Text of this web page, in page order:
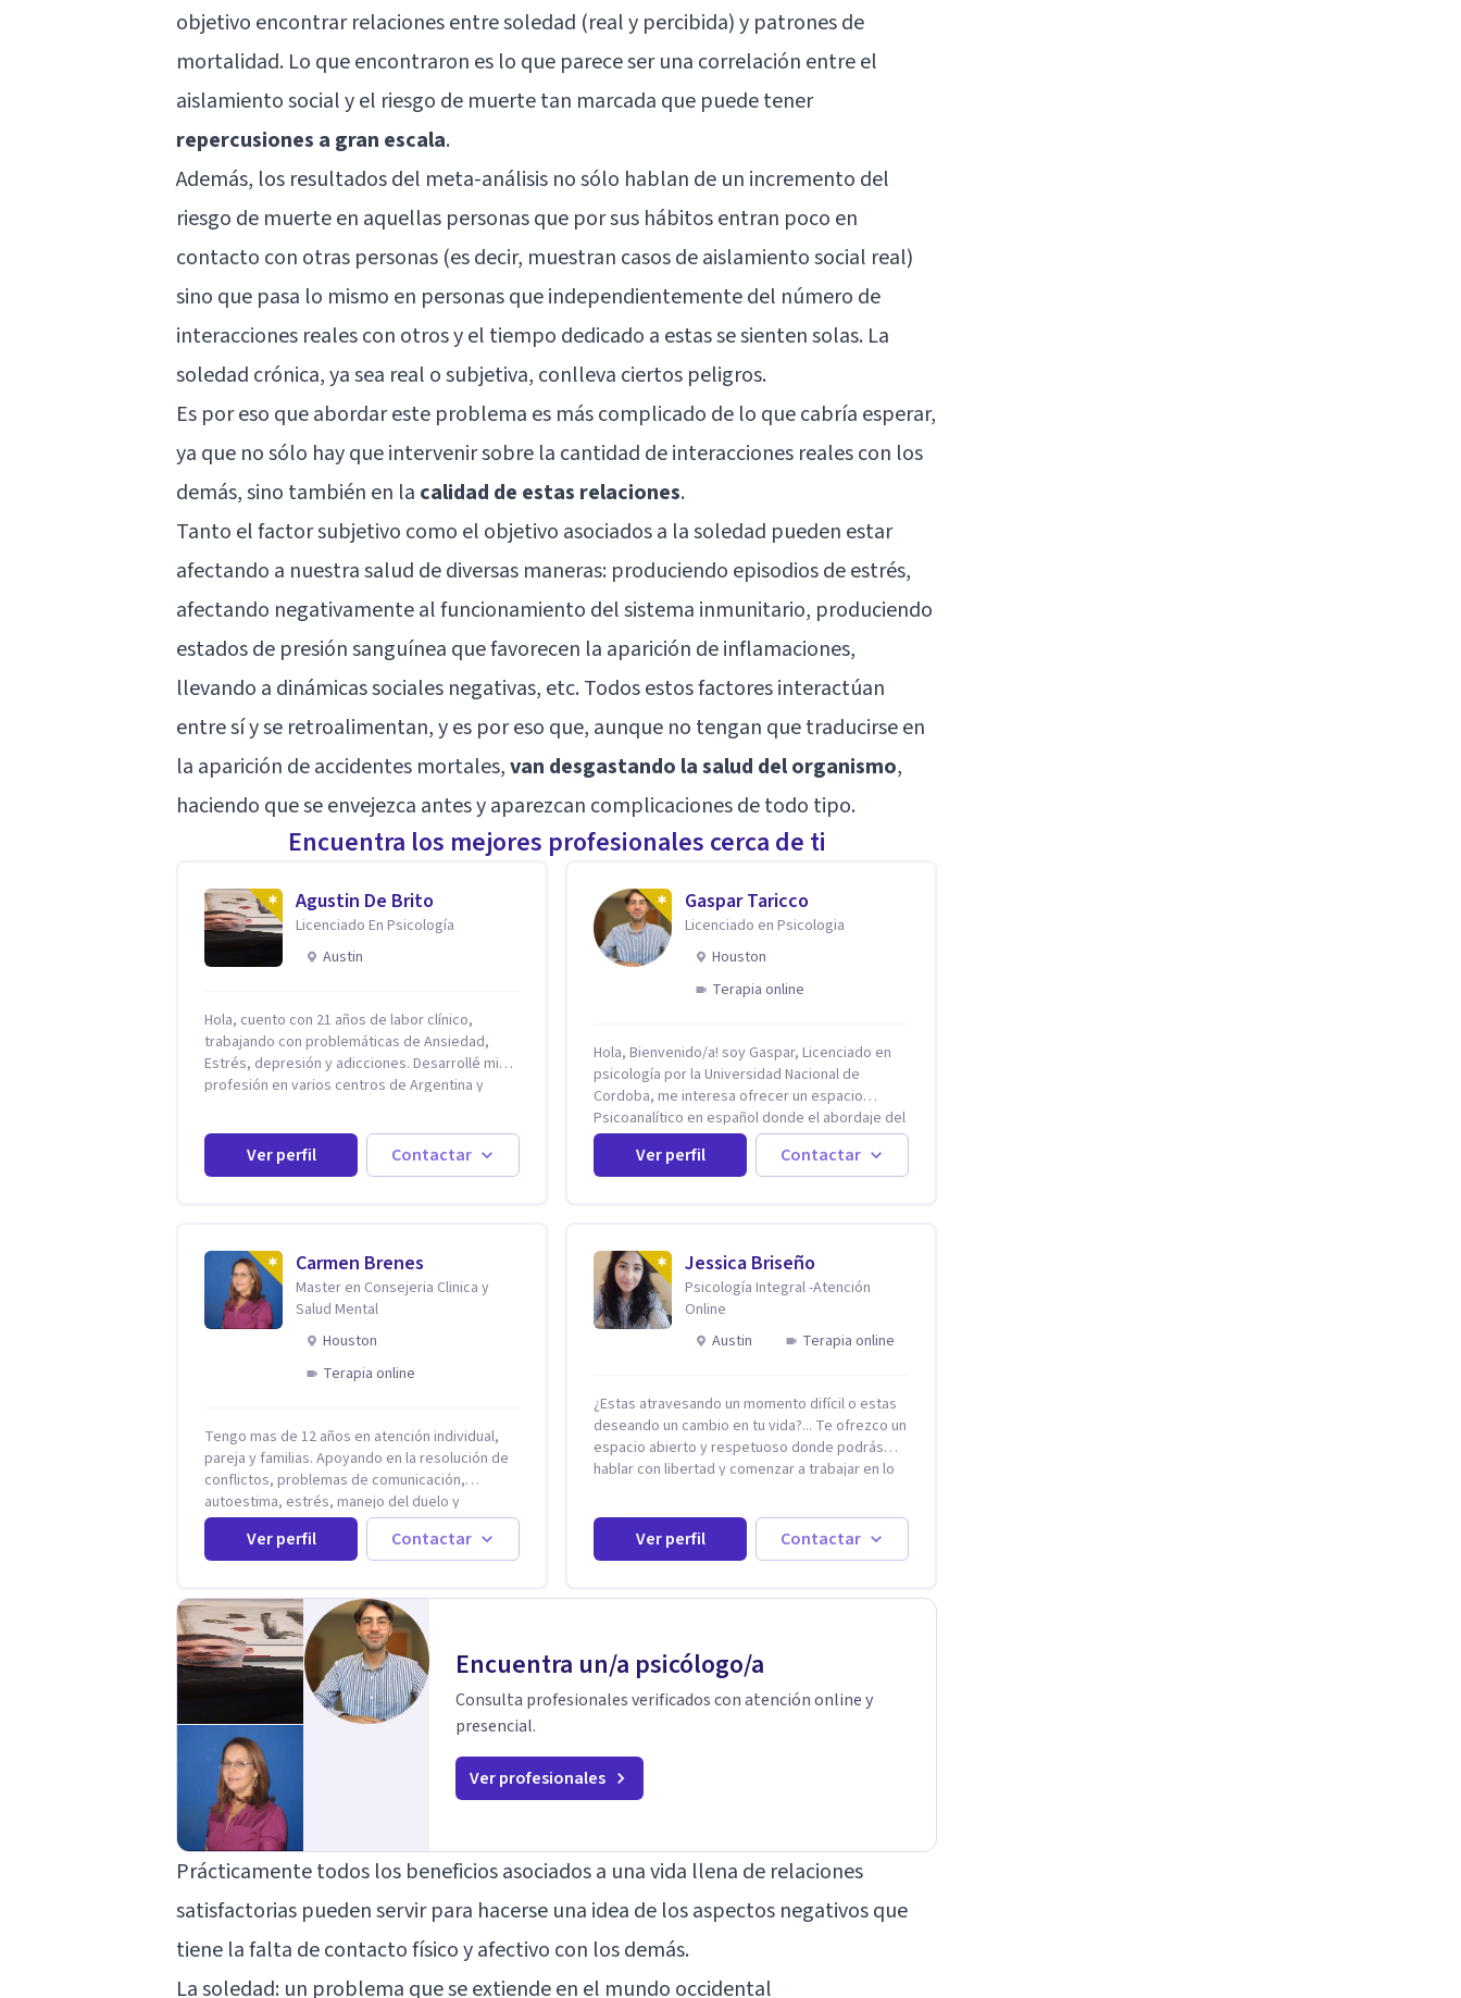
objetivo encontrar relaciones entre soledad (real y percibida) y patrones de
mortalidad. Lo que encontraron es lo que parece ser una correlación entre el
aislamiento social y el riesgo de muerte tan marcada que puede tener
repercusiones a gran escala.
Además, los resultados del meta-análisis no sólo hablan de un incremento del
riesgo de muerte en aquellas personas que por sus hábitos entran poco en
contacto con otras personas (es decir, muestran casos de aislamiento social real)
sino que pasa lo mismo en personas que independientemente del número de
interacciones reales con otros y el tiempo dedicado a estas se sienten solas. La
soledad crónica, ya sea real o subjetiva, conlleva ciertos peligros.
Es por eso que abordar este problema es más complicado de lo que cabría esperar,
ya que no sólo hay que intervenir sobre la cantidad de interacciones reales con los
demás, sino también en la calidad de estas relaciones.
Tanto el factor subjetivo como el objetivo asociados a la soledad pueden estar
afectando a nuestra salud de diversas maneras: produciendo episodios de estrés,
afectando negativamente al funcionamiento del sistema inmunitario, produciendo
estados de presión sanguínea que favorecen la aparición de inflamaciones,
llevando a dinámicas sociales negativas, etc. Todos estos factores interactúan
entre sí y se retroalimentan, y es por eso que, aunque no tengan que traducirse en
la aparición de accidentes mortales,van desgastando la salud del organismo,
haciendo que se envejezca antes y aparezcan complicaciones de todo tipo.
Encuentra los mejores profesionales cerca de ti
Agustin De Brito
Licenciado En Psicología
Austin
Hola, cuento con 21 años de labor clínico,
trabajando con problemáticas de Ansiedad,
Estrés, depresión y adicciones. Desarrollé mi
profesión en varios centros de Argentina y
práctica privada. Utilizo terapias cognitivas
conductuales basadas en evidencia científica
con comprobados resultados. Los objetivos
estrategias basadas en la salud y calidad de
vida.
Ver perfil Contactar
Gaspar Taricco
Licenciado en Psicologia
Houston
Terapia online
Hola, Bienvenido/a! soy Gaspar, Licenciado en
psicología por la Universidad Nacional de
Cordoba, me interesa ofrecer un espacio
Psicoanalítico en español donde el abordaje del
malestar sea desde una escucha atenta, sin
prejuicios y rescatando lo singular de cada
caso, sin caer en etiquetas. Considero que
en mi espacio donde se le dará un lugar a esas
cuestiones singulares de cada uno, para luego
generar cambios. Soy una persona en constante
formación, actualmente curso seminarios, una
especialización en psicoanálisis y también
Ver perfil Contactar
Carmen Brenes
Master en Consejeria Clinica y
Salud Mental
Houston
Terapia online
Tengo mas de 12 años en atención individual,
pareja y familias. Apoyando en la resolución de
conflictos, problemas de comunicación,
autoestima, estrés, manejo del duelo y
personas con ansiedad y depresión, así como
problemas de conducta y comportamiento.
Desarrollo de personas maximizando su
Estableciendo metas a corto y largo plazo, es
vital para la vida de cada uno tener su propia
vision.
Ver perfil Contactar
Jessica Briseño
Psicología Integral -Atención
Online
Austin
Terapia online
¿Estas atravesando un momento difícil o estas
deseando un cambio en tu vida?... Te ofrezco un
espacio abierto y respetuoso donde podrás
hablar con libertad y comenzar a trabajar en lo
Trastornos de Ansiedad y a lo largo de mi
experiencia profesional he acompañado a
muchas Familias y Parejas con distintas
Autoestima, Gestión de la Ira, Depresión, Retos
experiencia en el área de la Salud mental y he
niños, Adolescentes y Adultos
Ver perfil Contactar
Encuentra un/a psicólogo/a
Consulta profesionales verificados con atención online y
presencial.
Ver profesionales
Prácticamente todos los beneficios asociados a una vida llena de relaciones
satisfactorias pueden servir para hacerse una idea de los aspectos negativos que
tiene la falta de contacto físico y afectivo con los demás.
La soledad: un problema que se extiende en el mundo occidental